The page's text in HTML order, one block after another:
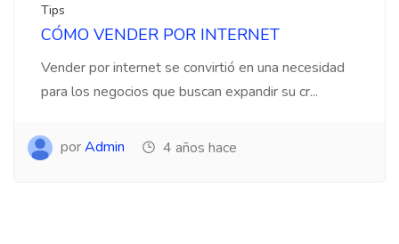
Tips
CÓMO VENDER POR INTERNET
Vender por internet se convirtió en una necesidad
para los negocios que buscan expandir su cr...
porAdmin 4 años hace